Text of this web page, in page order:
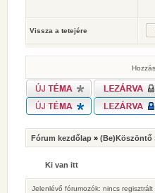
Vissza a tetejére
Fórum kezdőlap » (Be)Köszöntő
Ki van itt
Jelenlévő fórumozók: nincs